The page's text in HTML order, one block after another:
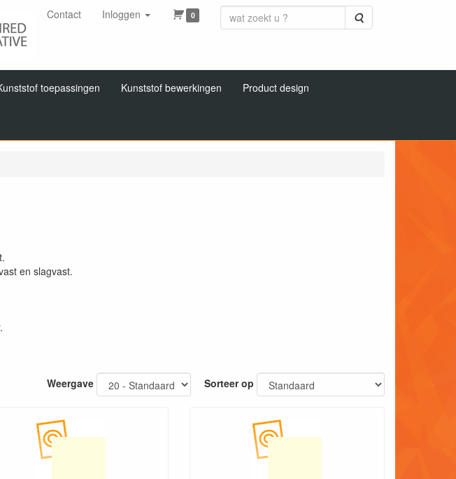
Contact Inloggen 0 Zoeken
toepassingen Kunststof bewerkingen Product design
en slagvast.
Weergave Sorteer op